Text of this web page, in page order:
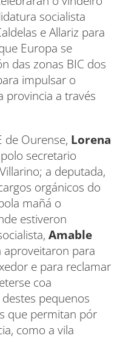
socialista
e Allariz para
Europa se
das zonas BIC dos
impulsar o
provincia a través
de Ourense, Lorena
secretario
a deputada,
orgánicos do
mañá o
estiveron
Amable
aproveitaron para
e para reclamar
coa
pequenos
que permitan pór
como a vila